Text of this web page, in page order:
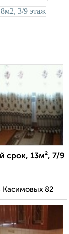
срок, 13м², 7/9
Касимовых 82